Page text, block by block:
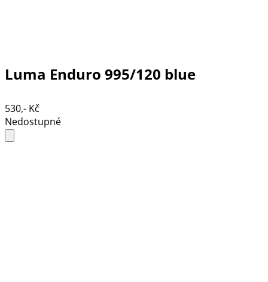
Luma Enduro 995/120 blue
530,- Kč
Nedostupné